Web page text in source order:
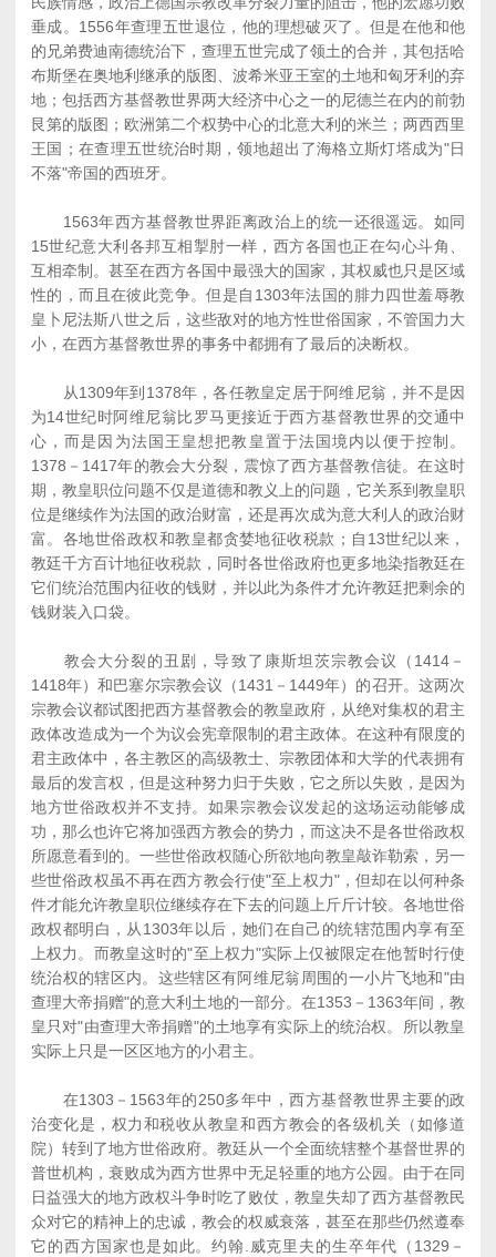
垂成。1556年查理五世退位，他的理想破灭了。但是在他和他
的兄弟费迪南德统治下，查理五世完成了领土的合并，其包括哈
布斯堡在奥地利继承的版图、波希米亚王室的土地和匈牙利的弃
地；包括西方基督教世界两大经济中心之一的尼德兰在内的前勃
艮第的版图；欧洲第二个权势中心的北意大利的米兰；两西西里
王国；在查理五世统治时期，领地超出了海格立斯灯塔成为"日
不落"帝国的西班牙。
1563年西方基督教世界距离政治上的统一还很遥远。如同
15世纪意大利各邦互相掣肘一样，西方各国也正在勾心斗角、
互相牵制。甚至在西方各国中最强大的国家，其权威也只是区域
性的，而且在彼此竞争。但是自1303年法国的腓力四世羞辱教
皇卜尼法斯八世之后，这些敌对的地方性世俗国家，不管国力大
小，在西方基督教世界的事务中都拥有了最后的决断权。
从1309年到1378年，各任教皇定居于阿维尼翁，并不是因
为14世纪时阿维尼翁比罗马更接近于西方基督教世界的交通中
心，而是因为法国王皇想把教皇置于法国境内以便于控制。
1378－1417年的教会大分裂，震惊了西方基督教信徒。在这时
期，教皇职位问题不仅是道德和教义上的问题，它关系到教皇职
位是继续作为法国的政治财富，还是再次成为意大利人的政治财
富。各地世俗政权和教皇都贪婪地征收税款；自13世纪以来，
教廷千方百计地征收税款，同时各世俗政府也更多地染指教廷在
它们统治范围内征收的钱财，并以此为条件才允许教廷把剩余的
钱财装入口袋。
教会大分裂的丑剧，导致了康斯坦茨宗教会议（1414－
1418年）和巴塞尔宗教会议（1431－1449年）的召开。这两次
宗教会议都试图把西方基督教会的教皇政府，从绝对集权的君主
政体改造成为一个为议会宪章限制的君主政体。在这种有限度的
君主政体中，各主教区的高级教士、宗教团体和大学的代表拥有
最后的发言权，但是这种努力归于失败，它之所以失败，是因为
地方世俗政权并不支持。如果宗教会议发起的这场运动能够成
功，那么也许它将加强西方教会的势力，而这决不是各世俗政权
所愿意看到的。一些世俗政权随心所欲地向教皇敲诈勒索，另一
些世俗政权虽不再在西方教会行使"至上权力"，但却在以何种条
件才能允许教皇职位继续存在下去的问题上斤斤计较。各地世俗
政权都明白，从1303年以后，她们在自己的统辖范围内享有至
上权力。而教皇这时的"至上权力"实际上仅被限定在他暂时行使
统治权的辖区内。这些辖区有阿维尼翁周围的一小片飞地和"由
查理大帝捐赠"的意大利土地的一部分。在1353－1363年间，教
皇只对"由查理大帝捐赠"的土地享有实际上的统治权。所以教皇
实际上只是一区区地方的小君主。
在1303－1563年的250多年中，西方基督教世界主要的政
治变化是，权力和税收从教皇和西方教会的各级机关（如修道
院）转到了地方世俗政府。教廷从一个全面统辖整个基督世界的
普世机构，衰败成为西方世界中无足轻重的地方公园。由于在同
日益强大的地方政权斗争时吃了败仗，教皇失却了西方基督教民
众对它的精神上的忠诚，教会的权威衰落，甚至在那些仍然遵奉
它的西方国家也是如此。约翰.威克里夫的生卒年代（1329－